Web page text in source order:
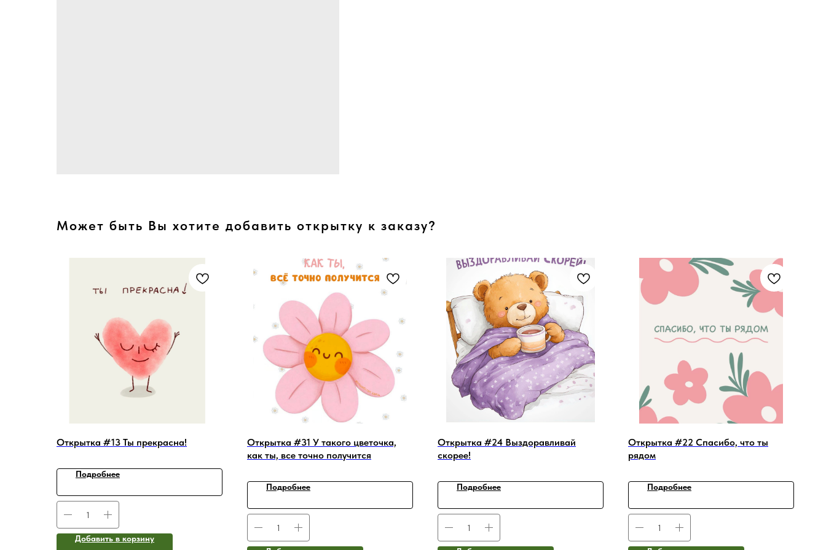
Может быть Вы хотите добавить открытку к заказу?
Открытка #13 Ты прекрасна!
Подробнее
Добавить в корзину
Открытка #31 У такого цветочка,
как ты, все точно получится
Подробнее
Открытка #24 Выздоравливай
скорее!
Подробнее
Открытка #22 Спасибо, что ты
рядом
Подробнее